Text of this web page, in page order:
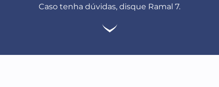
Caso tenha dúvidas, disque Ramal 7.